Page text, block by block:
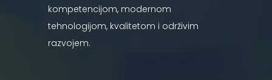
kompetencijom, modernom
tehnologijom, kvalitetom i održivim
razvojem.